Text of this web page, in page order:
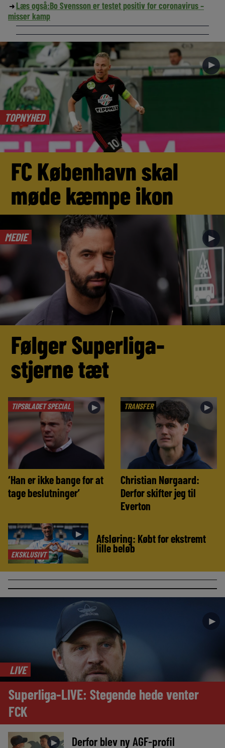
Læs også:Bo Svensson er testet positiv for coronavirus –
misser kamp
TOPNYHED
►
FC København skal
møde kæmpe ikon
MEDIE ►
Følger Superliga-
stjerne tæt
TIPSBLADET SPECIAL ►
‘Han er ikke bange for at
tage beslutninger’
TRANSFER ►
Christian Nørgaard:
Derfor skifter jeg til
Everton
EKSKLUSIVT
► Afsløring: Købt for ekstremt
lille beløb
►
LIVE
Superliga-LIVE: Stegende hede venter
FCK
►
Derfor blev ny AGF-profil